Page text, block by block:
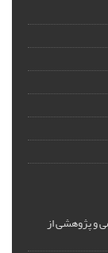
و پژوهشی از